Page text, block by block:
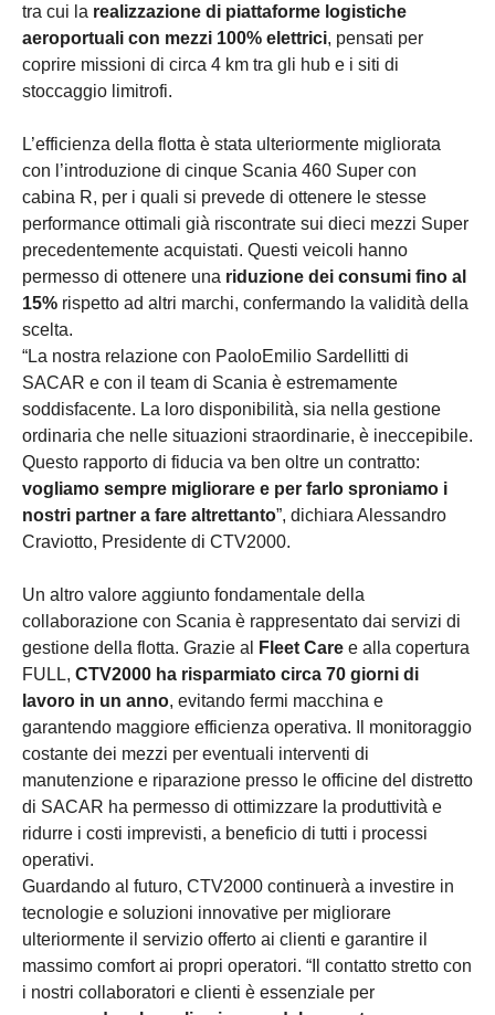
tra cui la realizzazione di piattaforme logistiche
aeroportuali con mezzi 100% elettrici, pensati per
coprire missioni di circa 4 km tra gli hub e i siti di
stoccaggio limitrofi.
L’efficienza della flotta è stata ulteriormente migliorata
con l’introduzione di cinque Scania 460 Super con
cabina R, per i quali si prevede di ottenere le stesse
performance ottimali già riscontrate sui dieci mezzi Super
precedentemente acquistati. Questi veicoli hanno
permesso di ottenere una riduzione dei consumi fino al
15% rispetto ad altri marchi, confermando la validità della
scelta.
“La nostra relazione con PaoloEmilio Sardellitti di
SACAR e con il team di Scania è estremamente
soddisfacente. La loro disponibilità, sia nella gestione
ordinaria che nelle situazioni straordinarie, è ineccepibile.
Questo rapporto di fiducia va ben oltre un contratto:
vogliamo sempre migliorare e per farlo sproniamo i
nostri partner a fare altrettanto”, dichiara Alessandro
Craviotto, Presidente di CTV2000.
Un altro valore aggiunto fondamentale della
collaborazione con Scania è rappresentato dai servizi di
gestione della flotta. Grazie al
Fleet Care e alla copertura
FULL, CTV2000 ha risparmiato circa 70 giorni di
lavoro in un anno, evitando fermi macchina e
garantendo maggiore efficienza operativa. Il monitoraggio
costante dei mezzi per eventuali interventi di
manutenzione e riparazione presso le officine del distretto
di SACAR ha permesso di ottimizzare la produttività e
ridurre i costi imprevisti, a beneficio di tutti i processi
operativi.
Guardando al futuro, CTV2000 continuerà a investire in
tecnologie e soluzioni innovative per migliorare
ulteriormente il servizio offerto ai clienti e garantire il
massimo comfort ai propri operatori. “Il contatto stretto con
i nostri collaboratori e clienti è essenziale per